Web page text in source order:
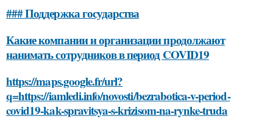
### Поддержка государства
Какие компании и организации продолжают
нанимать сотрудников в период COVID19
https://maps.google.fr/url?
q=https://iamledi.info/novosti/bezrabotica-v-period-
covid19-kak-spravitsya-s-krizisom-na-rynke-truda